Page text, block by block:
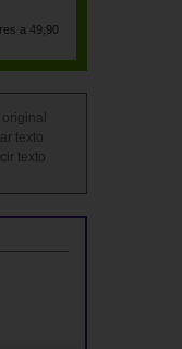
a 49,90
texto
texto